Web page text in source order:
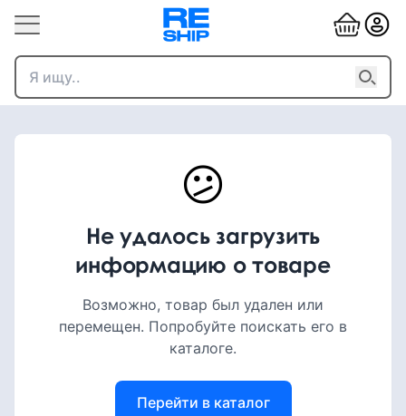
😕
Не удалось загрузить
информацию о товаре
Возможно, товар был удален или
перемещен. Попробуйте поискать его в
каталоге.
Перейти в каталог